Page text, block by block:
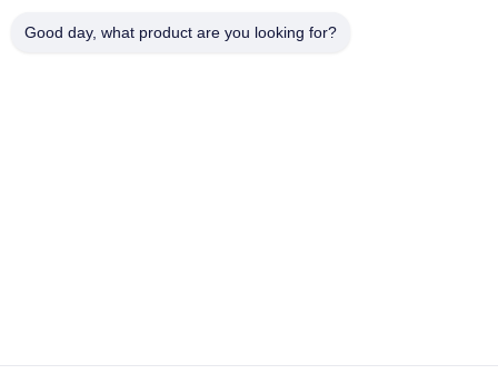
Kontakt
Good day, what product are you looking for?